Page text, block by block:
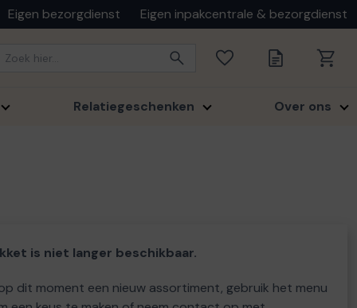
Eigen bezorgdienst Eigen inpakcentrale & bezorgdienst
Relatiegeschenken Over ons
is niet langer beschikbaar.
dit moment een nieuw assortiment, gebruik het menu